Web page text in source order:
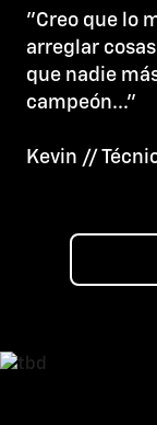
"Creo que lo
arreglar
que nadie
campeón..."
Kevin //